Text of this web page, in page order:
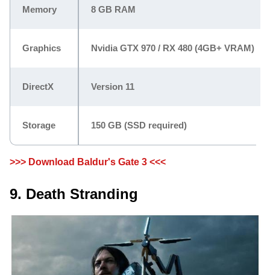
Memory 8 GB RAM
Graphics Nvidia GTX 970 / RX 480 (4GB+ VRAM)
DirectX Version 11
Storage 150 GB (SSD required)
>>> Download Baldur's Gate 3 <<<
9. Death Stranding